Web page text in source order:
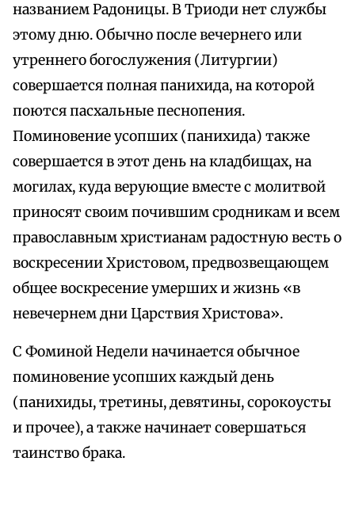
названием Радоницы. В Триоди нет службы
этому дню. Обычно после вечернего или
утреннего богослужения (Литургии)
совершается полная панихида, на которой
поются пасхальные песнопения.
Поминовение усопших (панихида) также
совершается в этот день на кладбищах, на
могилах, куда верующие вместе с молитвой
приносят своим почившим сродникам и всем
православным христианам радостную весть о
воскресении Христовом, предвозвещающем
общее воскресение умерших и жизнь «в
невечернем дни Царствия Христова».
С Фоминой Недели начинается обычное
поминовение усопших каждый день
(панихиды, третины, девятины, сорокоусты
и прочее), а также начинает совершаться
таинство брака.